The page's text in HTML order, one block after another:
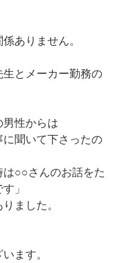
ありません。
とメーカー勤務の
性からは
に聞いて下さったの
○○さんのお話をた
」
ました。
ます。